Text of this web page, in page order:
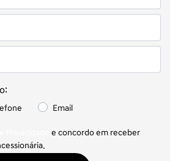
Email
e concordo em receber